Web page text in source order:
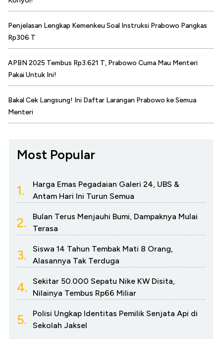
Penjelasan Lengkap Kemenkeu Soal Instruksi Prabowo Pangkas
Rp306 T
APBN 2025 Tembus Rp3.621 T, Prabowo Cuma Mau Menteri
Pakai Untuk Ini!
Bakal Cek Langsung! Ini Daftar Larangan Prabowo ke Semua
Menteri
Most Popular
1.
Harga Emas Pegadaian Galeri 24, UBS &
Antam Hari Ini Turun Semua
2.
Bulan Terus Menjauhi Bumi, Dampaknya Mulai
Terasa
3.
Siswa 14 Tahun Tembak Mati 8 Orang,
Alasannya Tak Terduga
4.
Sekitar 50.000 Sepatu Nike KW Disita,
Nilainya Tembus Rp66 Miliar
5.
Polisi Ungkap Identitas Pemilik Senjata Api di
Sekolah Jaksel